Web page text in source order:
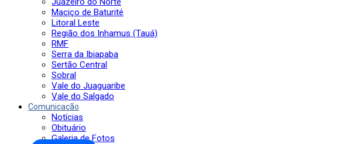
Maciço de Baturité
Litoral Leste
Região dos Inhamus (Tauá)
RMF
Serra da Ibiapaba
Sertão Central
Sobral
Vale do Juaguaribe
Vale do Salgado
Comunicação
Notícias
Obituário
Galeria de Fotos